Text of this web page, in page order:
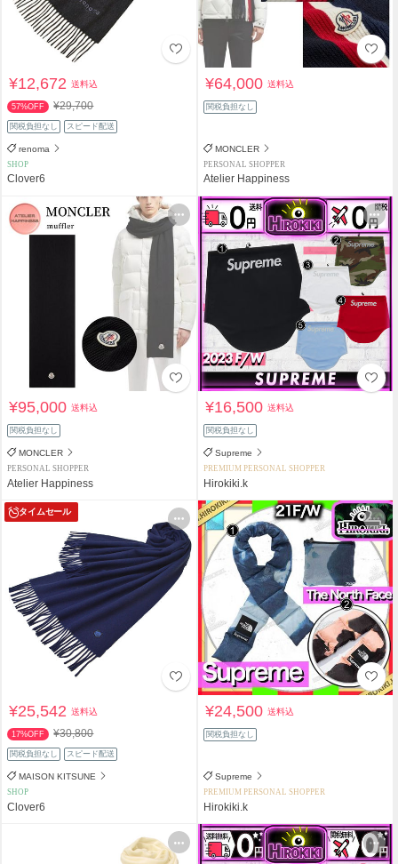
¥12,672送料込
57%OFF ¥29,700
関税負担なし スピード配送
renoma
SHOP
Clover6
¥64,000送料込
関税負担なし
MONCLER
PERSONAL SHOPPER
Atelier Happiness
¥95,000送料込
関税負担なし
MONCLER
PERSONAL SHOPPER
Atelier Happiness
¥16,500送料込
関税負担なし
Supreme
PREMIUM PERSONAL SHOPPER
Hirokiki.k
タイムセール
¥25,542送料込
17%OFF ¥30,800
関税負担なし スピード配送
MAISON KITSUNE
SHOP
Clover6
¥24,500送料込
関税負担なし
Supreme
PREMIUM PERSONAL SHOPPER
Hirokiki.k